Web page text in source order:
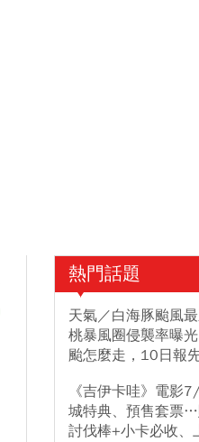
熱門話題
天氣／白海豚颱風
桃暴風圈侵襲率曝
颱怎麼走，10日報
《吉伊卡哇》電影
城特典、預售套票…
討伐棒+小卡必收、